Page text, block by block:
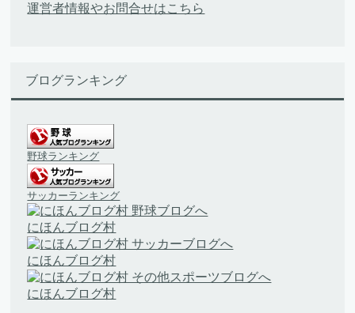
運営者情報やお問合せはこちら
ブログランキング
野球ランキング
サッカーランキング
にほんブログ村
にほんブログ村
にほんブログ村